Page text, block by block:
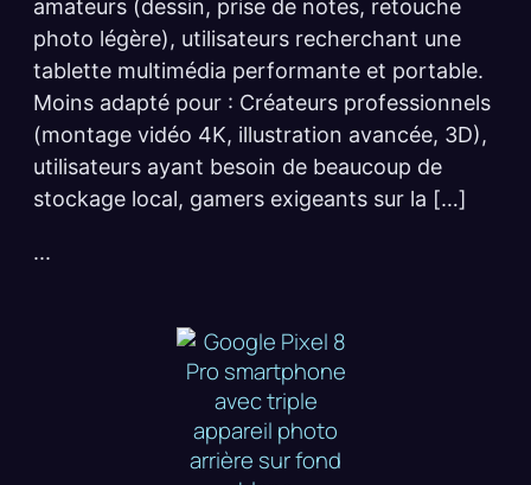
amateurs (dessin, prise de notes, retouche
photo légère), utilisateurs recherchant une
tablette multimédia performante et portable.
Moins adapté pour : Créateurs professionnels
(montage vidéo 4K, illustration avancée, 3D),
utilisateurs ayant besoin de beaucoup de
stockage local, gamers exigeants sur la […]
...